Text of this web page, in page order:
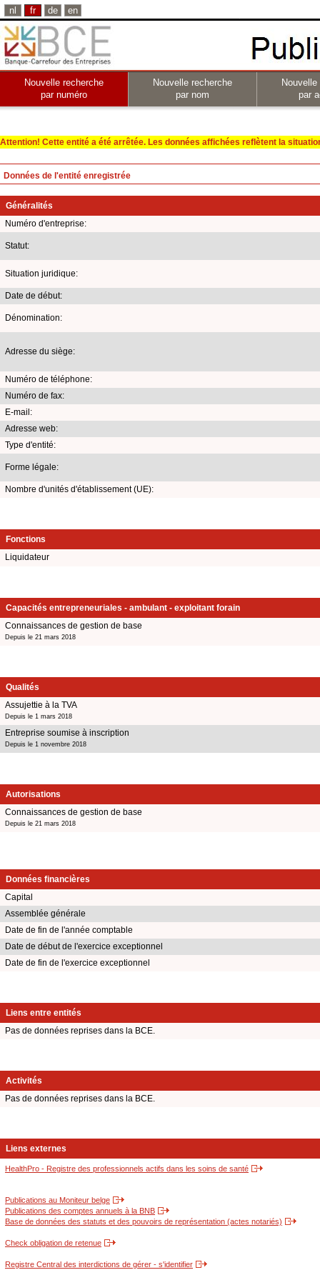
nl fr de en
Nouvelle recherche
par numéro
Nouvelle recherche
par nom
par
Attention! Cette entité a été arrêtée. Les données affichées reflètent la
Données de l'entité enregistrée
Généralités
Numéro d'entreprise:
Statut:
Situation juridique:
Date de début:
Dénomination:
Adresse du siège:
Numéro de téléphone:
Numéro de fax:
E-mail:
Adresse web:
Type d'entité:
Forme légale:
Nombre d'unités d'établissement (UE):
Fonctions
Liquidateur
Capacités entrepreneuriales - ambulant - exploitant forain
Connaissances de gestion de base
Depuis le 21 mars 2018
Qualités
Assujettie à la TVA
Depuis le 1 mars 2018
Entreprise soumise à inscription
Depuis le 1 novembre 2018
Autorisations
Connaissances de gestion de base
Depuis le 21 mars 2018
Données financières
Capital
Assemblée générale
Date de fin de l'année comptable
Date de début de l'exercice exceptionnel
Date de fin de l'exercice exceptionnel
Liens entre entités
Pas de données reprises dans la BCE.
Activités
Pas de données reprises dans la BCE.
Liens externes
HealthPro - Registre des professionnels actifs dans les soins de santé
Publications au Moniteur belge
Publications des comptes annuels à la BNB
Base de données des statuts et des pouvoirs de représentation (actes notariés)
Check obligation de retenue
Registre Central des interdictions de gérer - s'identifier